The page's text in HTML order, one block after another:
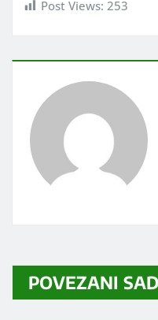
Post Views: 253
POVEZANI